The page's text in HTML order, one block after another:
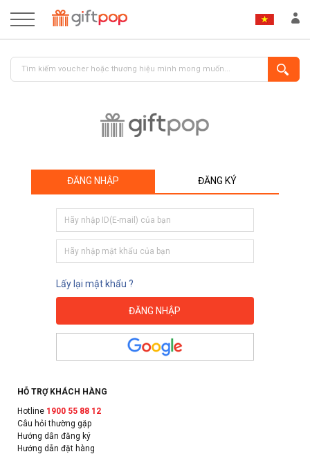
ĐĂNG NHẬP ĐĂNG KÝ
Lấy lại mật khẩu ?
HỖ TRỢ KHÁCH HÀNG
Hotline 1900 55 88 12
Câu hỏi thường gặp
Hướng dẫn đăng ký
Hướng dẫn đặt hàng